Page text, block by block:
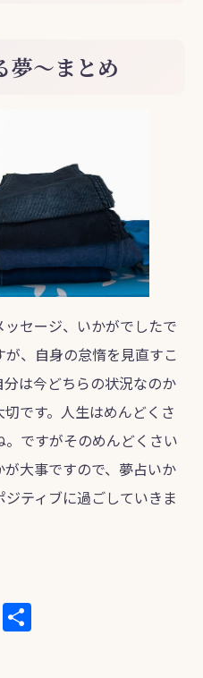
夢～まとめ
セージ、いかがでしたで
、自身の怠惰を見直すこ
は今どちらの状況なのか
です。人生はめんどくさ
ですがそのめんどくさい
大事ですので、夢占いか
ティブに過ごしていきま
E
m